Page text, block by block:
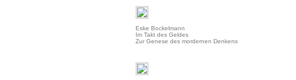
Eske Bockelmann
Im Takt des Geldes
Zur Genese des mordernen Denkens